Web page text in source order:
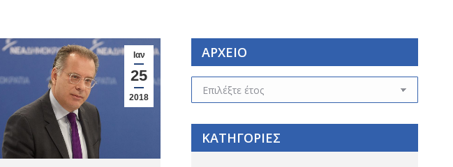
Ιαν
25
2018
ΑΡΧΕΙΟ
ΑΡΧΕΙΟ
ΚΑΤΗΓΟΡΙΕΣ